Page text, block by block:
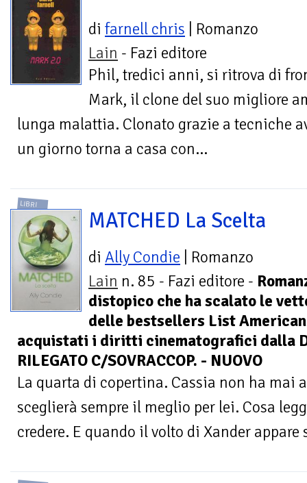
di farnell chris | Romanzo
Lain - Fazi editore
Phil, tredici anni, si ritrova di
Mark, il clone del suo migliore
lunga malattia. Clonato grazie a tecniche
un giorno torna a casa con...
LIBRI
MATCHED La Scelta
di Ally Condie | Romanzo
Lain n. 85 - Fazi editore -
distopico che ha scalato le
delle bestsellers List
acquistati i diritti cinematografici dalla
RILEGATO C/SOVRACCOP. - NUOVO
La quarta di copertina. Cassia non ha mai
sceglierà sempre il meglio per lei. Cosa
credere. E quando il volto di Xander